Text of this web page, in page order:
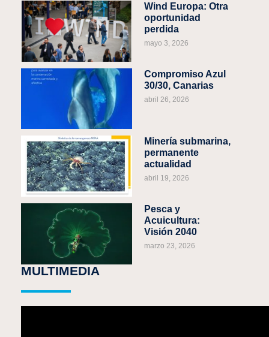
Wind Europa: Otra
oportunidad
perdida
mayo 3, 2026
Compromiso Azul
30/30, Canarias
abril 26, 2026
Minería submarina,
permanente
actualidad
abril 19, 2026
Pesca y
Acuicultura:
Visión 2040
marzo 23, 2026
MULTIMEDIA